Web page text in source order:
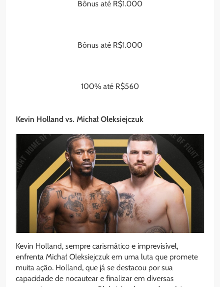
Bônus até R$1.000
Bônus até R$1.000
100% até R$560
Kevin Holland vs. Michał Oleksiejczuk
Kevin Holland, sempre carismático e imprevisível,
enfrenta Michał Oleksiejczuk em uma luta que promete
muita ação. Holland, que já se destacou por sua
capacidade de nocautear e finalizar em diversas